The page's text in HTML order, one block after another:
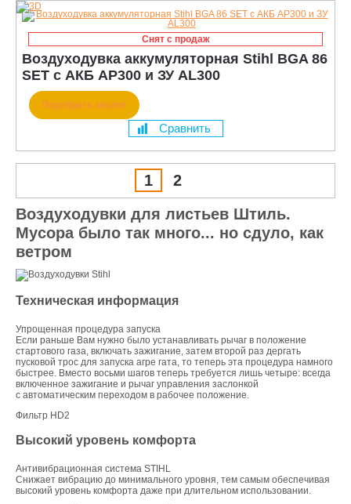
Снят с продаж
Воздуходувка аккумуляторная Stihl BGA 86
SET c АКБ AP300 и ЗУ AL300
Подобрать аналог
Сравнить
1
2
Воздуходувки для листьев Штиль.
Мусора было так много... но сдуло, как
ветром
Техническая информация
Упрощенная процедура запуска
Если раньше Вам нужно было устанавливать рычаг в положение
стартового газа, включать зажигание, затем второй раз дергать
пусковой трос для запуска агре гата, то теперь эта процедура намного
быстрее. Вместо восьми шагов теперь требуется лишь четыре: всегда
включенное зажигание и рычаг управления заслонкой
с автоматическим переходом в рабочее положение.
Фильтр HD2
Высокий уровень комфорта
Антивибрационная система STIHL
Снижает вибрацию до минимального уровня, тем самым обеспечивая
высокий уровень комфорта даже при длительном использовании.